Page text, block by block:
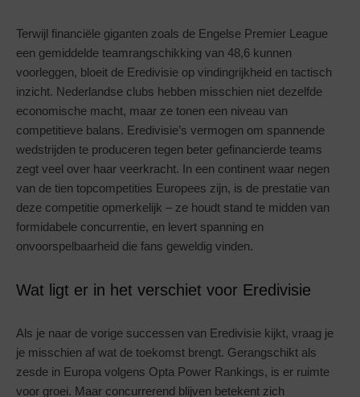
Terwijl financiële giganten zoals de Engelse Premier League
een gemiddelde teamrangschikking van 48,6 kunnen
voorleggen, bloeit de Eredivisie op vindingrijkheid en tactisch
inzicht. Nederlandse clubs hebben misschien niet dezelfde
economische macht, maar ze tonen een niveau van
competitieve balans. Eredivisie’s vermogen om spannende
wedstrijden te produceren tegen beter gefinancierde teams
zegt veel over haar veerkracht. In een continent waar negen
van de tien topcompetities Europees zijn, is de prestatie van
deze competitie opmerkelijk – ze houdt stand te midden van
formidabele concurrentie, en levert spanning en
onvoorspelbaarheid die fans geweldig vinden.
Wat ligt er in het verschiet voor Eredivisie
Als je naar de vorige successen van Eredivisie kijkt, vraag je
je misschien af wat de toekomst brengt. Gerangschikt als
zesde in Europa volgens Opta Power Rankings, is er ruimte
voor groei. Maar concurrerend blijven betekent zich